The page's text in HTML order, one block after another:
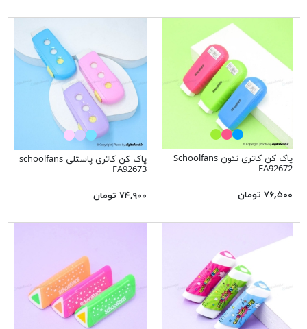
پاک کن کاتری نئون Schoolfans
FA92672
۷۶,۵۰۰ تومان
پاک کن کاتری پاستلی schoolfans
FA92673
۷۴,۹۰۰ تومان